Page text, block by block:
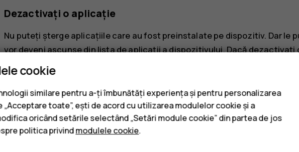
Dezactivați o aplicație
Nu puteți șterge aplicațiile care au fost preinstalate pe dispozitiv. Dar le
vor deveni ascunse din lista de aplicații a dispozitivului. Dacă
adăuga din nou pe dispozitiv.
Atingeți numele aplicației.
AtingețiDEZACTIVAȚI. Este posibil să nu puteți dezactiva toate
Dacă o aplicație instalată depinde de una eliminată, este posibil ca
cookie
similare pentru a-ți îmbunătăți experiența și pentru personalizarea
„Acceptare toate”, ești de acord cu utilizarea modulelor cookie și a
oricând setările selectând „Setări module cookie” din partea de jos
politica privindmodulele cookie.